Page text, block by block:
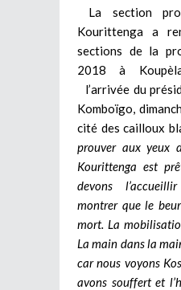
La section
Kourittenga a
sections de la
2018 à
l’arrivée du
Komboïgo,
cité des cailloux
prouver aux yeux
Kourittenga est
devons
montrer que le
mort. La
La main dans la
car nous voyons
avons souffert et